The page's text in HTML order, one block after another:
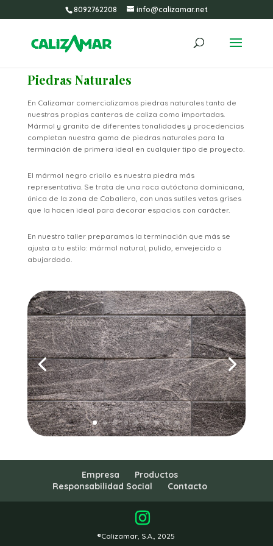
8092762208 info@calizamar.net
Piedras Naturales
En Calizamar comercializamos piedras naturales tanto de
nuestras propias canteras de caliza como importadas.
Mármol y granito de diferentes tonalidades y procedencias
completan nuestra gama de piedras naturales para la
terminación de primera ideal en cualquier tipo de proyecto.
El mármol negro criollo es nuestra piedra más
representativa. Se trata de una roca autóctona dominicana,
única de la zona de Caballero, con unas sutiles vetas grises
que la hacen ideal para decorar espacios con carácter.
En nuestro taller preparamos la terminación que más se
ajusta a tu estilo: mármol natural, pulido, envejecido o
abujardado.
Empresa
Productos
Responsabilidad Social
Contacto
®Calizamar, S.A., 2025